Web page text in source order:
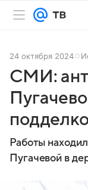
24 октября 2024
СМИ:
Работы
Пугачевой в